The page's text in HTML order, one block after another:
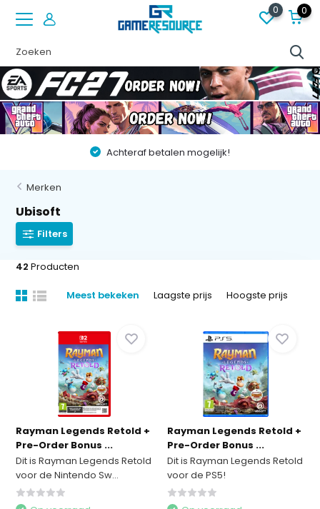
0 0
Vóór 22:00 besteld op werkdagen, volgende dag in huis!
Merken
Ubisoft
Filters
42 Producten
Meest bekeken Laagste prijs Hoogste prijs
Rayman Legends Retold +
Pre-Order Bonus ...
Dit is Rayman Legends Retold
voor de Nintendo Sw...
Rayman Legends Retold +
Pre-Order Bonus ...
Dit is Rayman Legends Retold
voor de PS5!